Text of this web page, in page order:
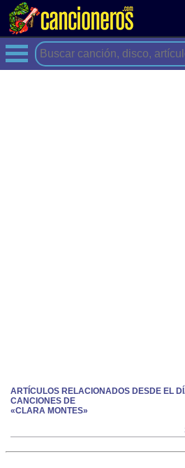
ARTÍCULOS RELACIONADOS DESDE EL
CANCIONES DE
«CLARA MONTES»